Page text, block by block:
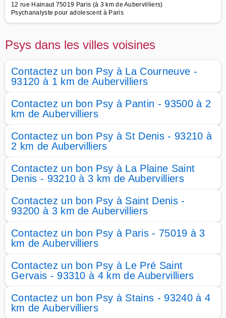
12 rue Hainaut 75019 Paris (à 3 km de Aubervilliers)
Psychanalyste pour adolescent à Paris
Psys dans les villes voisines
Contactez un bon Psy à La Courneuve -
93120 à 1 km de Aubervilliers
Contactez un bon Psy à Pantin - 93500 à 2
km de Aubervilliers
Contactez un bon Psy à St Denis - 93210 à
2 km de Aubervilliers
Contactez un bon Psy à La Plaine Saint
Denis - 93210 à 3 km de Aubervilliers
Contactez un bon Psy à Saint Denis -
93200 à 3 km de Aubervilliers
Contactez un bon Psy à Paris - 75019 à 3
km de Aubervilliers
Contactez un bon Psy à Le Pré Saint
Gervais - 93310 à 4 km de Aubervilliers
Contactez un bon Psy à Stains - 93240 à 4
km de Aubervilliers